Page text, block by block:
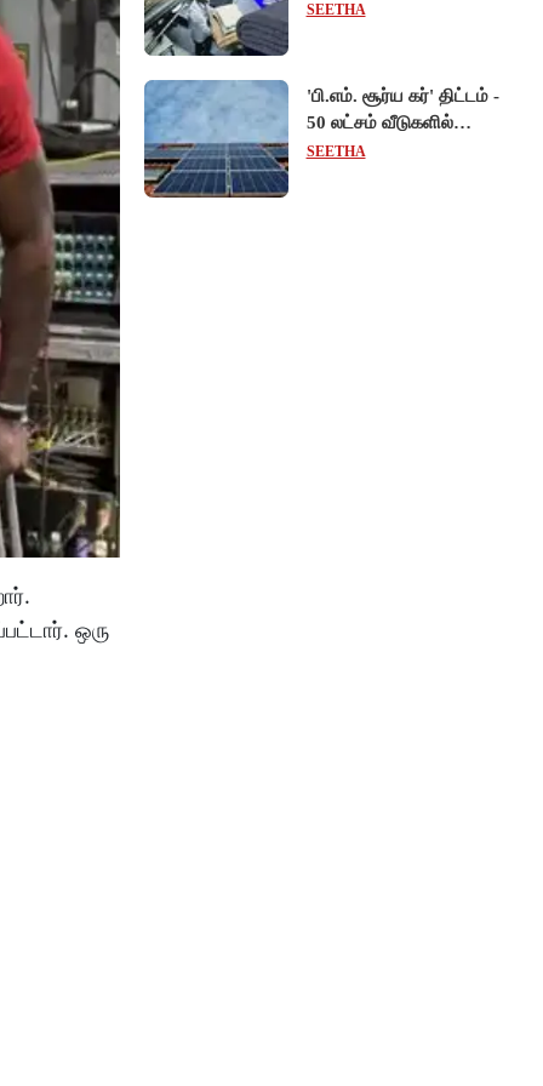
ஒரு
கட்டாயம் போர்வை,
SEETHA
'பி.எம். சூர்ய கர்' திட்டம் -
50 லட்சம் வீடுகளில்
சோலார் பேனல் பொருத்தி
SEETHA